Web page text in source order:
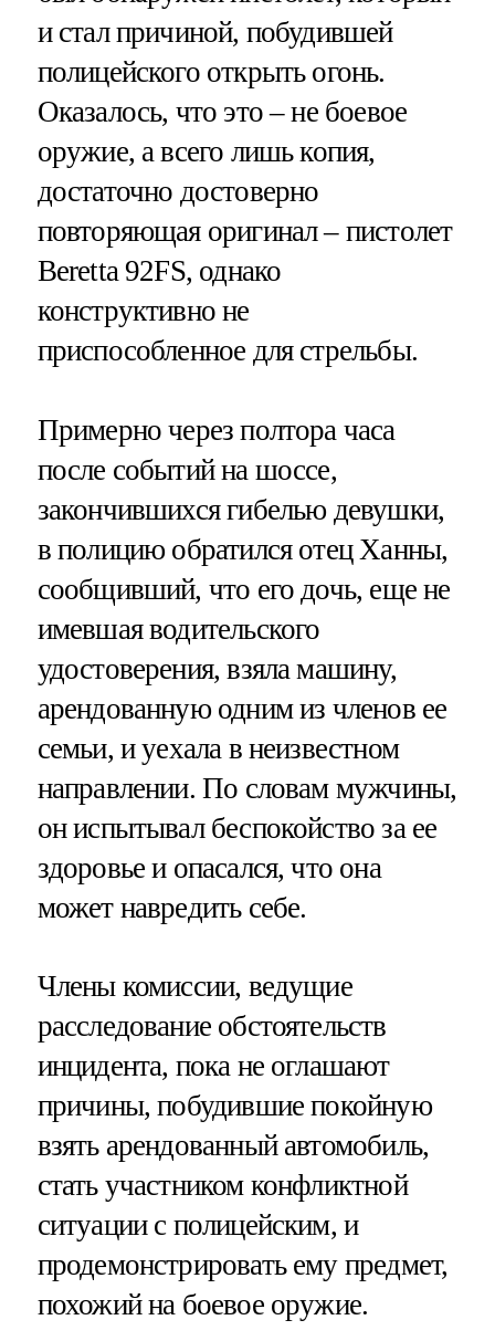
и стал причиной, побудившей
полицейского открыть огонь.
Оказалось, что это – не боевое
оружие, а всего лишь копия,
достаточно достоверно
повторяющая оригинал – пистолет
Beretta 92FS, однако
конструктивно не
приспособленное для стрельбы.
Примерно через полтора часа
после событий на шоссе,
закончившихся гибелью девушки,
в полицию обратился отец Ханны,
сообщивший, что его дочь, еще не
имевшая водительского
удостоверения, взяла машину,
арендованную одним из членов ее
семьи, и уехала в неизвестном
направлении. По словам мужчины,
он испытывал беспокойство за ее
здоровье и опасался, что она
может навредить себе.
Члены комиссии, ведущие
расследование обстоятельств
инцидента, пока не оглашают
причины, побудившие покойную
взять арендованный автомобиль,
стать участником конфликтной
ситуации с полицейским, и
продемонстрировать ему предмет,
похожий на боевое оружие.